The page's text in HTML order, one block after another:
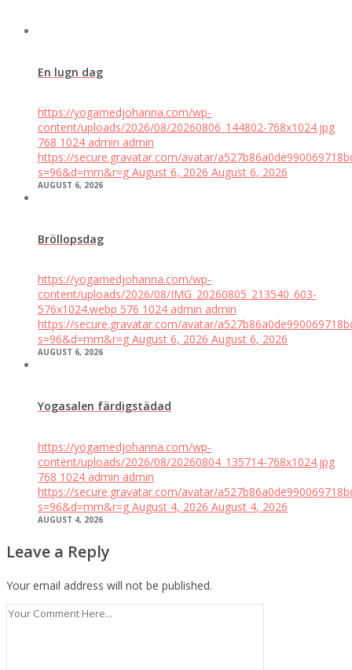
En lugn dag
https://yogamedjohanna.com/wp-
content/uploads/2026/08/20260806_144802-768x1024.jpg
768 1024 admin admin
https://secure.gravatar.com/avatar/
s=96&d=mm&r=g August 6, 2026 August 6, 2026
AUGUST 6, 2026
Bröllopsdag
https://yogamedjohanna.com/wp-
content/uploads/2026/08/IMG_20260805_213540_603-
576x1024.webp 576 1024 admin admin
https://secure.gravatar.com/avatar/
s=96&d=mm&r=g August 6, 2026 August 6, 2026
AUGUST 6, 2026
Yogasalen färdigstädad
https://yogamedjohanna.com/wp-
content/uploads/2026/08/20260804_135714-768x1024.jpg
768 1024 admin admin
https://secure.gravatar.com/avatar/
s=96&d=mm&r=g August 4, 2026 August 4, 2026
AUGUST 4, 2026
Leave a Reply
Your email address will not be published.